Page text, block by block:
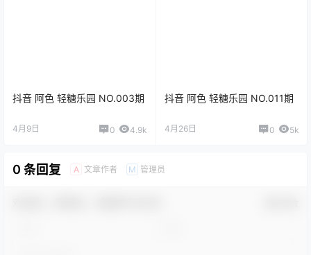
抖音 阿色 轻糖乐园 NO.003期
4月9日 0 4.9k
抖音 阿色 轻糖乐园 NO.011期
4月26日 0 5k
0 条回复 A 文章作者 M 管理员